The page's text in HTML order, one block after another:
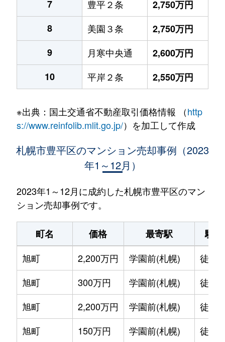
7 豊平２条
2,750万円
8
美園３条
2,750万円
9
月寒中央通
2,600万円
10
平岸２条 2,550万円
※出典：国土交通省不動産取引価格情報 （http
s://www.reinfolib.mlit.go.jp/）を加工して作成
札幌市豊平区のマンション売却事例（2023
年1～12月）
2023年1～12月に成約した札幌市豊平区のマン
ション売却事例です。
町名 価格 最寄駅
駅
旭町
2,200万円 学園前(札幌)
徒歩
旭町
300万円 学園前(札幌)
徒歩
旭町
2,200万円 学園前(札幌)
徒歩
旭町
150万円 学園前(札幌)
徒歩